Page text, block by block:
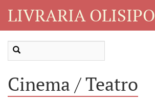
LIVRARIA OLISIPO
Cinema / Teatro